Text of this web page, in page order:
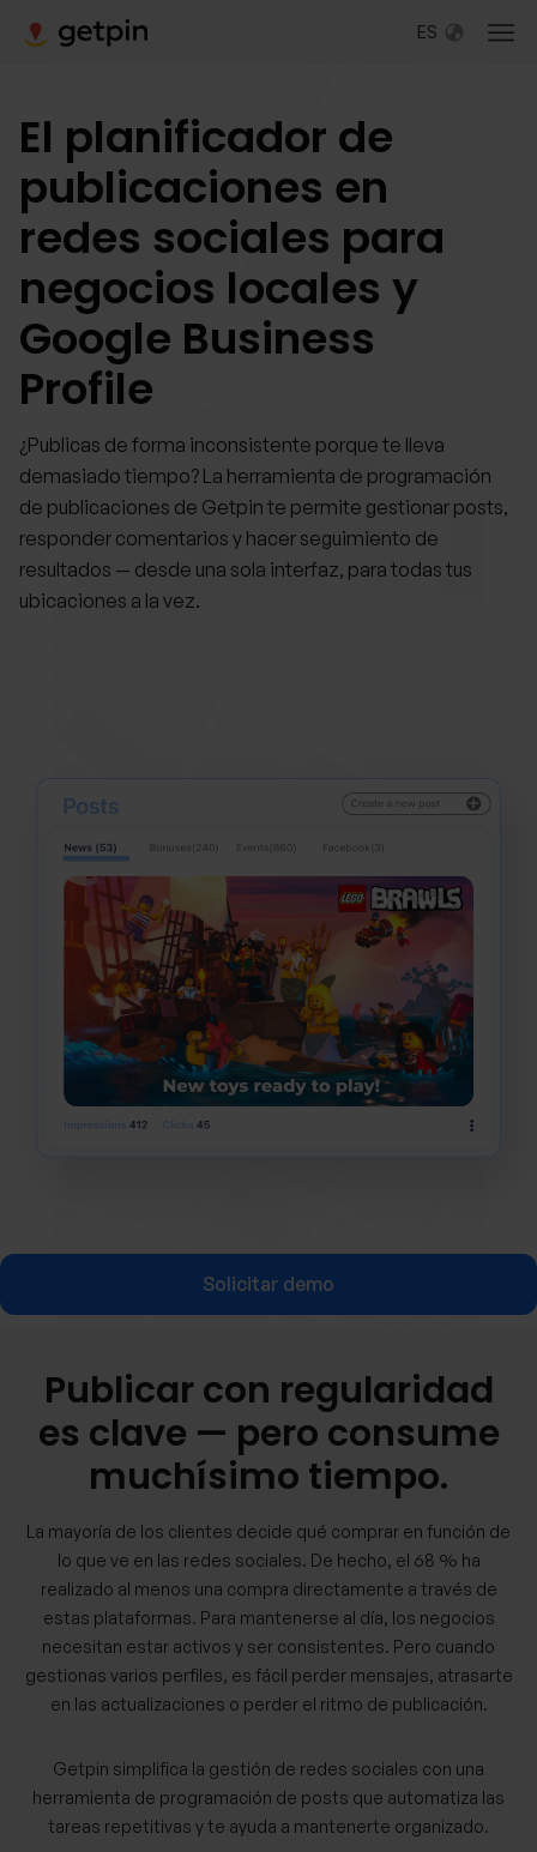
ES
El planificador de
publicaciones en
redes sociales para
negocios locales y
Google Business
Profile
¿Publicas de forma inconsistente porque te lleva
demasiado tiempo? La herramienta de programación
de publicaciones de Getpin te permite gestionar posts,
responder comentarios y hacer seguimiento de
resultados — desde una sola interfaz, para todas tus
ubicaciones a la vez.
Solicitar demo
Publicar con regularidad
es clave — pero consume
muchísimo tiempo.
La mayoría de los clientes decide qué comprar en función de
lo que ve en las redes sociales. De hecho, el 68 % ha
realizado al menos una compra directamente a través de
estas plataformas. Para mantenerse al día, los negocios
necesitan estar activos y ser consistentes. Pero cuando
gestionas varios perfiles, es fácil perder mensajes, atrasarte
en las actualizaciones o perder el ritmo de publicación.
Getpin simplifica la gestión de redes sociales con una
herramienta de programación de posts que automatiza las
tareas repetitivas y te ayuda a mantenerte organizado.